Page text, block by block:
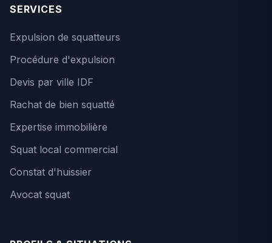
SERVICES
Expulsion de squatteurs
Procédure d'expulsion
Devis par ville IDF
Rachat de bien squatté
Expertise immobilière
Squat local commercial
Constat d'huissier
Avocat squat